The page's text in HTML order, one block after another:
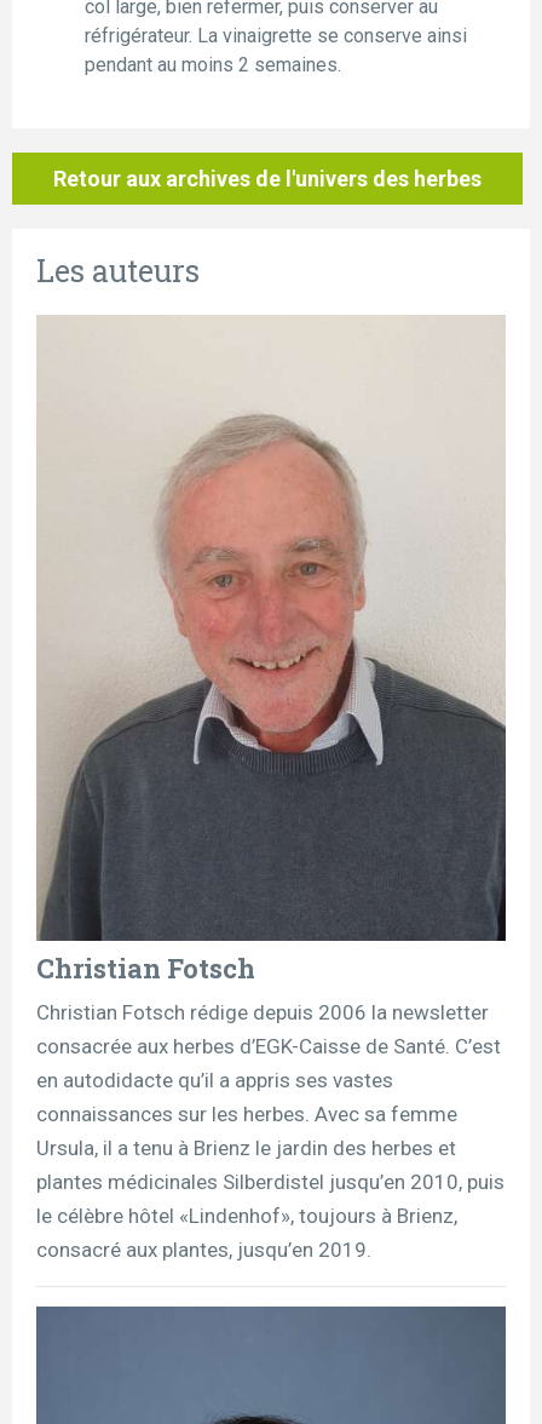
col large, bien refermer, puis conserver au
réfrigérateur. La vinaigrette se conserve ainsi
pendant au moins 2 semaines.
Retour aux archives de l'univers des herbes
Les auteurs
Christian Fotsch
Christian Fotsch rédige depuis 2006 la newsletter
consacrée aux herbes d’EGK-Caisse de Santé. C’est
en autodidacte qu’il a appris ses vastes
connaissances sur les herbes. Avec sa femme
Ursula, il a tenu à Brienz le jardin des herbes et
plantes médicinales Silberdistel jusqu’en 2010, puis
le célèbre hôtel «Lindenhof», toujours à Brienz,
consacré aux plantes, jusqu’en 2019.